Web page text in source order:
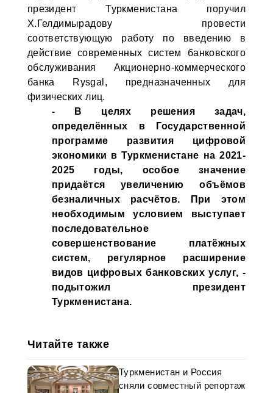
президент Туркменистана поручил
Х.Гелдимырадову провести
соответствующую работу по введению в
действие современных систем банковского
обслуживания Акционерно-коммерческого
банка Rysgal, предназначенных для
физических лиц.
- В целях решения задач,
определённых в Государственной
программе развития цифровой
экономики в Туркменистане на 2021-
2025 годы, особое значение
придаётся увеличению объёмов
безналичных расчётов. При этом
необходимым условием выступает
последовательное
совершенствование платёжных
систем, регулярное расширение
видов цифровых банковских услуг, -
подытожил президент
Туркменистана.
Читайте также
Туркменистан и Россия
сняли совместный репортаж